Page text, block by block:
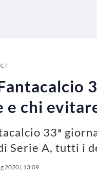
e chi
33ª
Serie A, tutti i
2020 | 13:09